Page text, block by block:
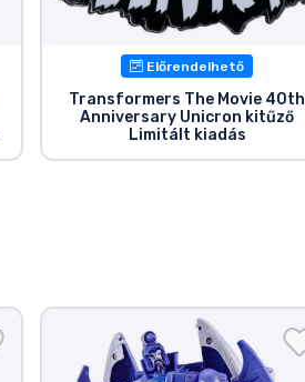
Előrendelhető
Transformers The Movie 40th
Anniversary Unicron kitűző
Limitált kiadás